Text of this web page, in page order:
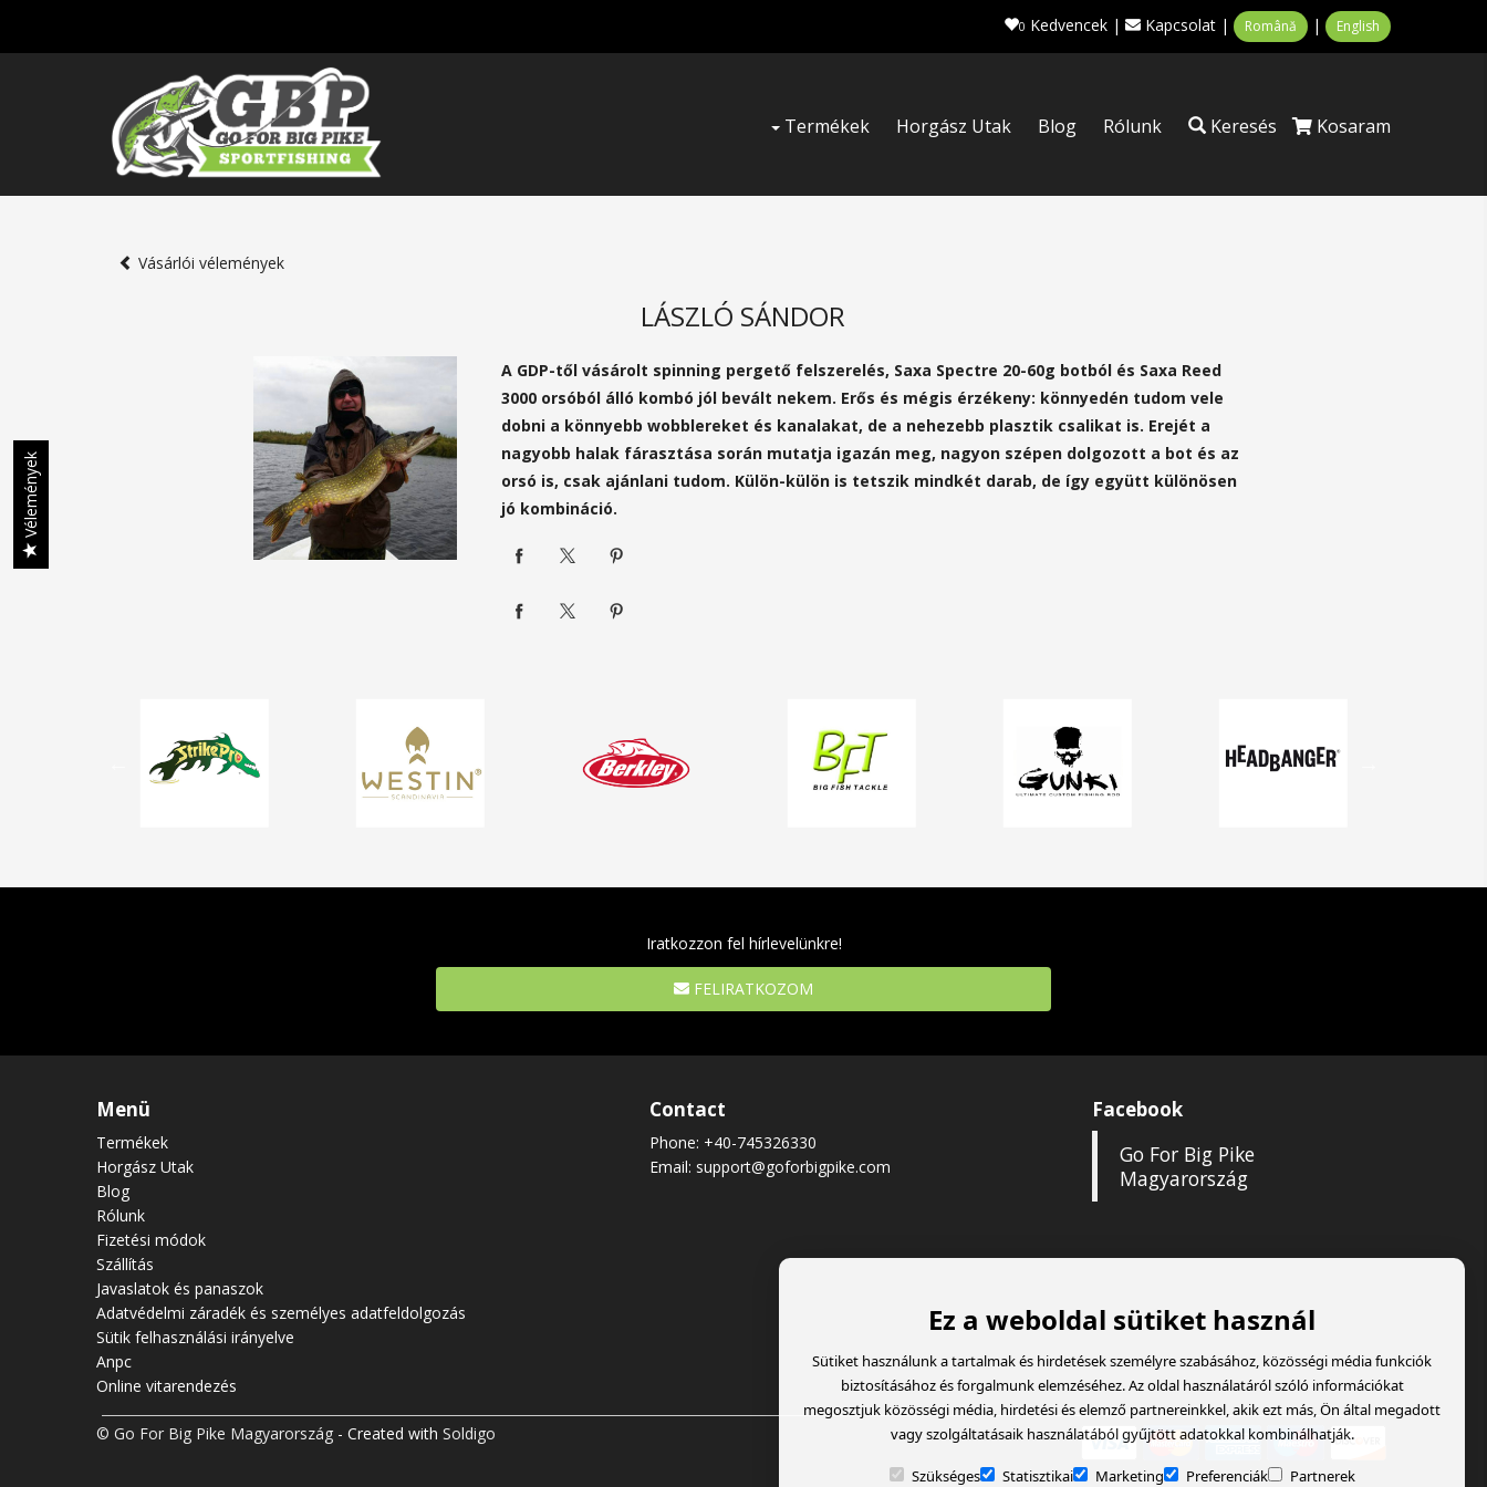
0 Kedvencek | Kapcsolat | Română | English
Termékek Horgász Utak Blog Rólunk Keresés Kosaram
Vásárlói vélemények
LÁSZLÓ SÁNDOR
A GDP-től vásárolt spinning pergető felszerelés, Saxa Spectre 20-60g botból és Saxa Reed
3000 orsóból álló kombó jól bevált nekem. Erős és mégis érzékeny: könnyedén tudom vele
dobni a könnyebb wobblereket és kanalakat, de a nehezebb plasztik csalikat is. Erejét a
nagyobb halak fárasztása során mutatja igazán meg, nagyon szépen dolgozott a bot és az
orsó is, csak ajánlani tudom. Külön-külön is tetszik mindkét darab, de így együtt különösen
jó kombináció.
Iratkozzon fel hírlevelünkre!
FELIRATKOZOM
Menü
Termékek
Horgász Utak
Blog
Rólunk
Fizetési módok
Szállítás
Javaslatok és panaszok
Adatvédelmi záradék és személyes adatfeldolgozás
Sütik felhasználási irányelve
Anpc
Online vitarendezés
Contact
Phone: +40-745326330
Email: support@goforbigpike.com
Facebook
Go For Big Pike
Magyarország
© Go For Big Pike Magyarország - Created with Soldigo
Vélemények
Ez a weboldal sütiket használ
Sütiket használunk a tartalmak és hirdetések személyre szabásához, közösségi média funkciók
biztosításához és forgalmunk elemzéséhez. Az oldal használatáról szóló információkat
megosztjuk közösségi média, hirdetési és elemző partnereinkkel, akik ezt más, Ön által megadott
vagy szolgáltatásaik használatából gyűjtött adatokkal kombinálhatják.
Szükséges Statisztikai Marketing Preferenciák Partnerek